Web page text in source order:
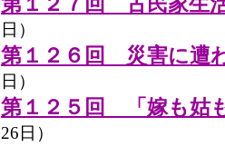
日）
第１２６回 災害に遭
日）
第１２５回 「嫁も姑
26日）